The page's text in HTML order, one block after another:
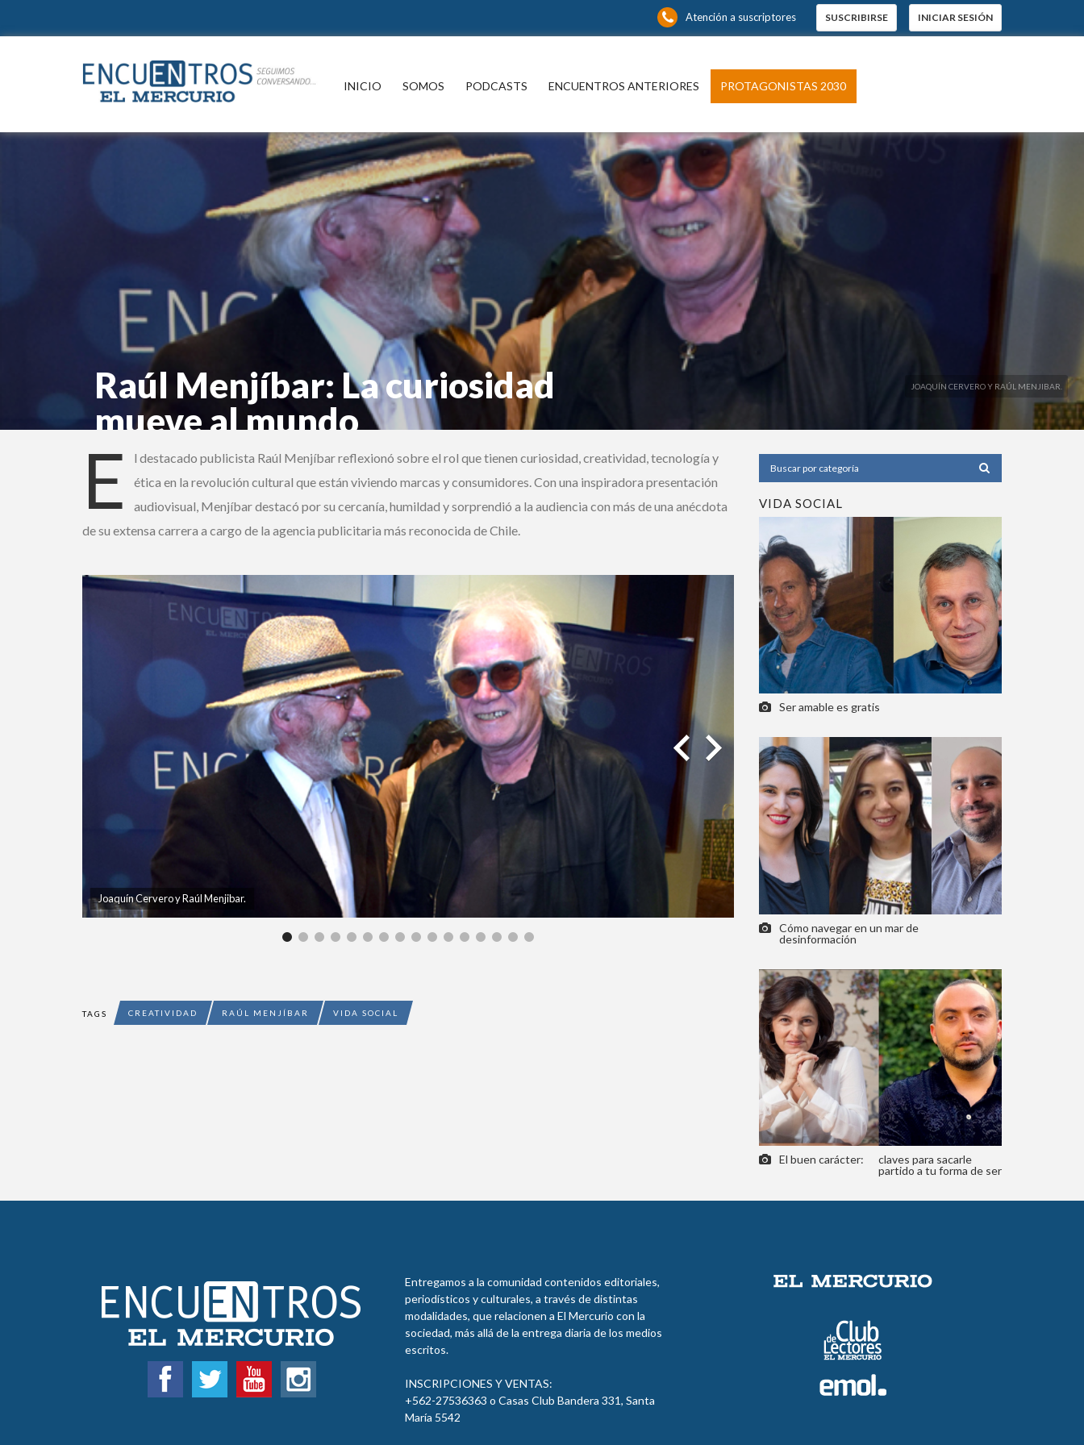
SUSCRIBIRSE INICIAR SESIÓN
Atención a suscriptores
INICIO SOMOS PODCASTS ENCUENTROS ANTERIORES PROTAGONISTAS 2030
JOAQUÍN CERVERO Y RAÚL MENJIBAR.
Raúl Menjíbar: La curiosidad
mueve al mundo
E
l destacado publicista Raúl Menjíbar reflexionó sobre el rol que tienen curiosidad, creatividad, tecnología y
ética en la revolución cultural que están viviendo marcas y consumidores. Con una inspiradora presentación
audiovisual, Menjíbar destacó por su cercanía, humildad y sorprendió a la audiencia con más de una anécdota
de su extensa carrera a cargo de la agencia publicitaria más reconocida de Chile.
Joaquín Cervero y Raúl Menjibar.
TAGS CREATIVIDAD RAÚL MENJÍBAR VIDA SOCIAL
VIDA SOCIAL
Ser amable es gratis
Cómo navegar en un mar de
desinformación
El buen carácter:
claves para sacarle
partido a tu forma de ser
Entregamos a la comunidad contenidos editoriales,
periodísticos y culturales, a través de distintas
modalidades, que relacionen a El Mercurio con la
sociedad, más allá de la entrega diaria de los medios
escritos.
INSCRIPCIONES Y VENTAS:
+562-27536363 o Casas Club Bandera 331, Santa
María 5542
Suscríbase y continúe informándose sin límites. ×
de la noticia y del que hacer nacional
e internacional que están marcando
pauta en las más diversas áreas del
conocimiento.
Contenidos editoriales, periodísticos y
culturales en múltiples disciplinas.
Si ya es suscriptor de Encuentros El
Mercurio:
Ingrese acá
¿ No tiene una suscripción
digital a Encuentros El
Mercurio ?
Suscríbase
¿Alguna duda o consulta?